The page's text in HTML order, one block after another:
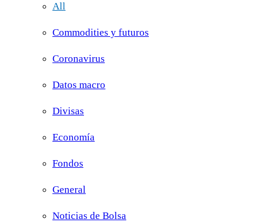
All
Commodities y futuros
Coronavirus
Datos macro
Divisas
Economía
Fondos
General
Noticias de Bolsa